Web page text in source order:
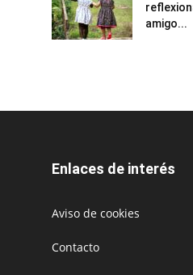
amigo...
Enlaces de interés
Aviso de cookies
Contacto